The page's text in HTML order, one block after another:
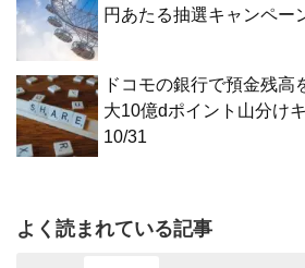
円あたる抽選キャンペー
ドコモの銀行で預金残高
大10億dポイント山分け
10/31
よく読まれている記事